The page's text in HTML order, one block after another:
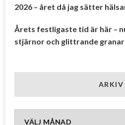
2026 – året då jag sätter
Årets festligaste tid är här –
stjärnor och glittrande granar
ARKIV
Arkiv